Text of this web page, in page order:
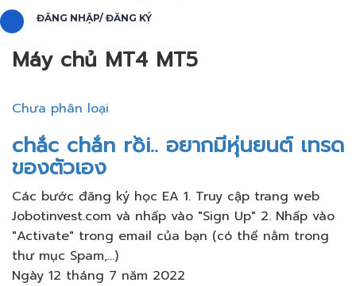
ĐĂNG NHẬP/ ĐĂNG KÝ
Máy chủ MT4 MT5
Chưa phân loại
chắc chắn rồi.. อยากมีหุ่นยนต์​ เทรด
ของตัวเอง
Các bước đăng ký học EA 1. Truy cập trang web
Jobotinvest.com và nhấp vào "Sign Up" 2. Nhấp vào
"Activate" trong email của bạn (có thể nằm trong
thư mục Spam,...)
Ngày 12 tháng 7 năm 2022